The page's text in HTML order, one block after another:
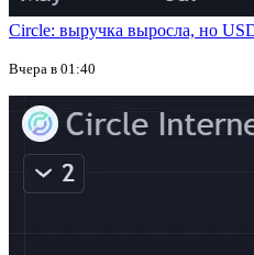
Circle: выручка выросла, но
Вчера в 01:40